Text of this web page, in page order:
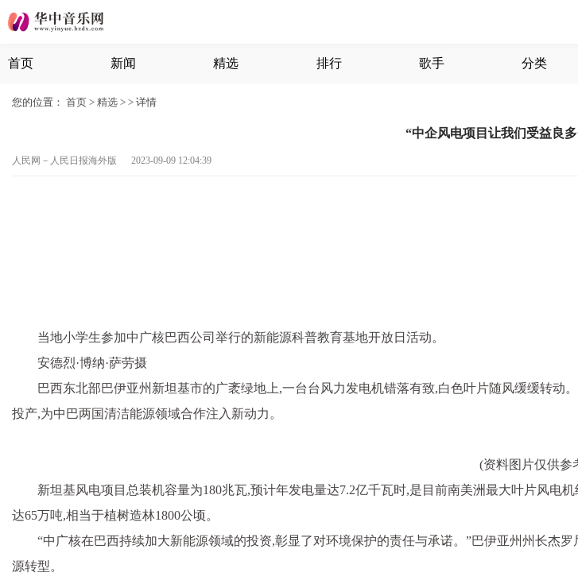
首页 新闻 精选 排行 歌手 分类
您的位置： 首页 > 精选 > > 详情
“中企风电项目让我们受益良多
人民网－人民日报海外版 2023-09-09 12:04:39
当地小学生参加中广核巴西公司举行的新能源科普教育基地开放日活动。
安德烈·博纳·萨劳摄
巴西东北部巴伊亚州新坦基市的广袤绿地上,一台台风力发电机错落有致,白色叶片随风缓缓转
投产,为中巴两国清洁能源领域合作注入新动力。
(资料图片仅供参
新坦基风电项目总装机容量为180兆瓦,预计年发电量达7.2亿千瓦时,是目前南美洲最大叶片风电
达65万吨,相当于植树造林1800公顷。
“中广核在巴西持续加大新能源领域的投资,彰显了对环境保护的责任与承诺。”巴伊亚州州长杰
源转型。